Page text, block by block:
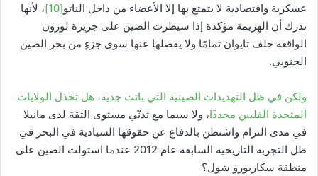
عسكرية واقتصادية لا يتمتع بها إلا الأعضاء من داخل الناتو[10]
، لأنها
تدرك أن الهزيمة مؤكدة إذا سيطرت الصين على جزيرة لوزون
الواقعة خلف تايوان تمامًا ولا يفصلها عنها سوى جزءٍ من بحر الصين
الجنوبي.
ولكن في ظل التهديدات الصينية التي باتت جدية، هل تخذل الولايات
المتحدة الفلبين مجددًا، ولا سيما مع تدنّي مستوى الثقة لدى مانيلا
في مدى التزام واشنطن بالدفاع عن حقوقها السيادية في البحر في
ظل التجربة التاريخية السابقة عام 2012 عندما استولت الصين على
منطقة سكاربورو شول؟